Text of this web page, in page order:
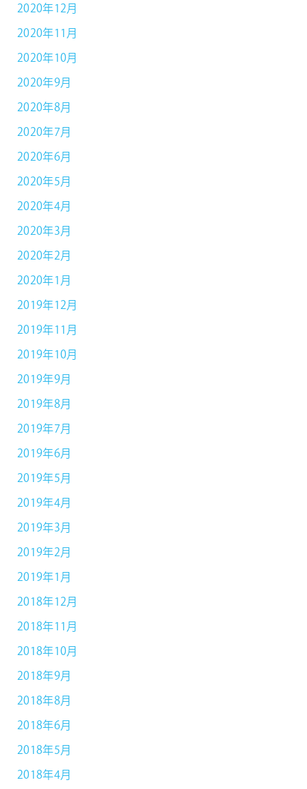
2020年12月
2020年11月
2020年10月
2020年9月
2020年8月
2020年7月
2020年6月
2020年5月
2020年4月
2020年3月
2020年2月
2020年1月
2019年12月
2019年11月
2019年10月
2019年9月
2019年8月
2019年7月
2019年6月
2019年5月
2019年4月
2019年3月
2019年2月
2019年1月
2018年12月
2018年11月
2018年10月
2018年9月
2018年8月
2018年6月
2018年5月
2018年4月